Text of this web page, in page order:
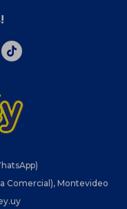
Comercial), Montevideo